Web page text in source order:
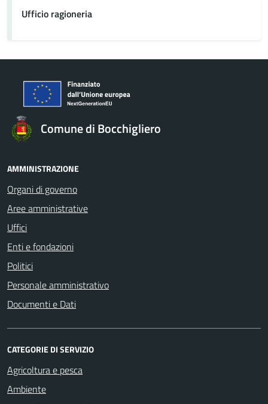
Ufficio ragioneria
Comune di Bocchigliero
AMMINISTRAZIONE
Organi di governo
Aree amministrative
Uffici
Enti e fondazioni
Politici
Personale amministrativo
Documenti e Dati
CATEGORIE DI SERVIZIO
Agricoltura e pesca
Ambiente